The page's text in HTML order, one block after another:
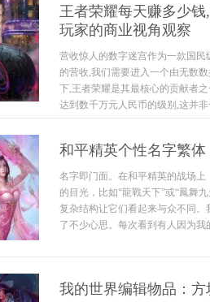
王者荣耀每天赚多少
玩家的商业视角观察
营收惊人的数字迷宫作为一款国
的营收,我们需要进入一个由无数
下,王者荣耀是其最核心的贡献者
达到数千万元人民币的级别,这并
和平精英个性名字繁
名字即门面。在和平精英的战场
的目光，比如“龍戰天下”或“鳳舞
复杂结构让它们看起来与众不同
了不少心思。每次看到有人因为
我的世界编辑物品：